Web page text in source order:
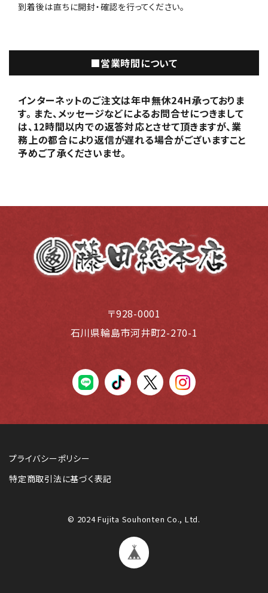
到着後は直ちに開封・確認を行ってください。
■営業時間について
インターネットのご注文は年中無休24Ｈ承っておりま
す。 また、メッセージなどによるお問合せにつきまして
は、12時間以内での返答対応とさせて頂きますが、業
務上の都合により返信が遅れる場合がございますこと
予めご了承くださいませ。
〒928-0001
石川県輪島市河井町2-270-1
LINE tiktok X(Twiter) instagram
プライバシーポリシー
特定商取引法に基づく表記
© 2024 Fujita Souhonten Co., Ltd.